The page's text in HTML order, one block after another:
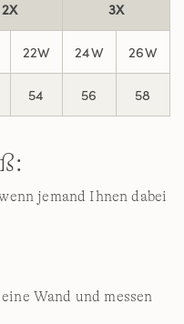
2X 3X
22W 24W 26W
54 56 58
jemand Ihnen dabei
Wand und messen